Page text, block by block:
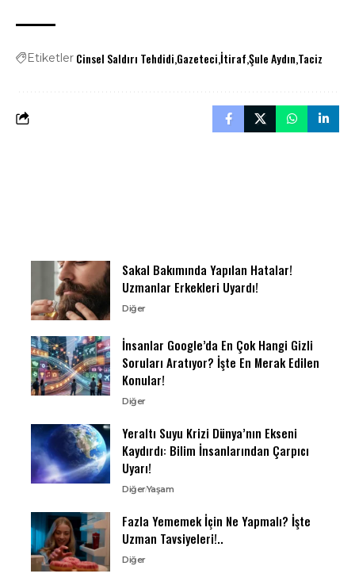
Etiketler Cinsel Saldırı Tehdidi GazeteciİtirafŞule Aydın Taciz
Sakal Bakımında Yapılan Hatalar!
Uzmanlar Erkekleri Uyardı!
Diğer
İnsanlar Google’da En Çok Hangi Gizli
Soruları Aratıyor? İşte En Merak Edilen
Konular!
Diğer
Yeraltı Suyu Krizi Dünya’nın Ekseni
Kaydırdı: Bilim İnsanlarından Çarpıcı
Uyarı!
DiğerYaşam
Fazla Yememek İçin Ne Yapmalı? İşte
Uzman Tavsiyeleri!..
Diğer